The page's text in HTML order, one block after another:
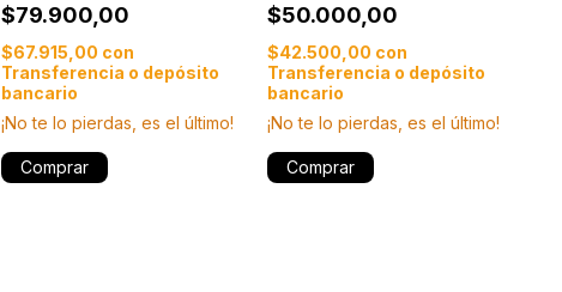
$79.900,00
$67.915,00 con
Transferencia o depósito
bancario
¡No te lo pierdas, es el último!
Comprar
$50.000,00
$42.500,00 con
Transferencia o depósito
bancario
¡No te lo pierdas, es el último!
Comprar